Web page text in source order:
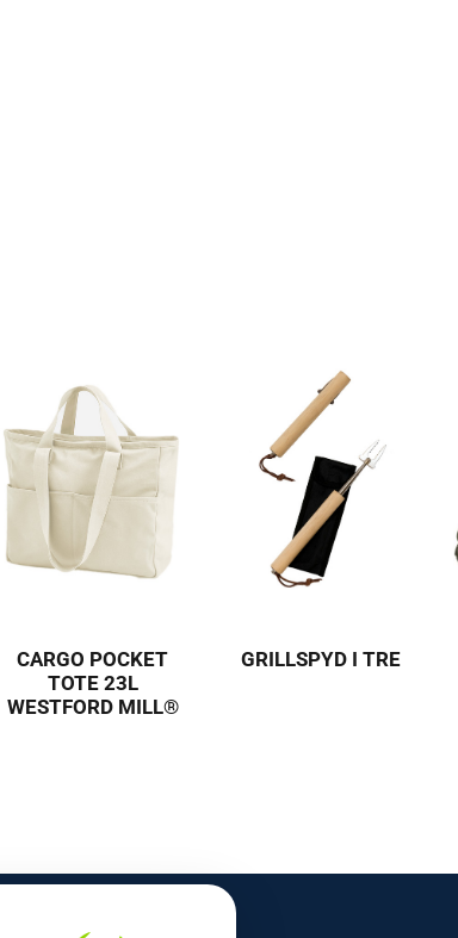
CARGO POCKET
TOTE 23L
WESTFORD MILL®
GRILLSPYD I TRE